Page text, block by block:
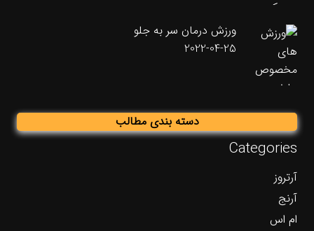
ورزش درمان سر به جلو
2022-04-25
دسته بندی مطالب
Categories
آرتروز
آرنج
ام اس